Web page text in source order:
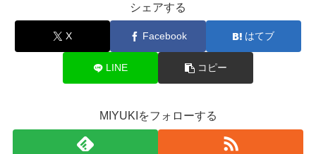
シェアする
X Facebook はてブ
LINE コピー
MIYUKIをフォローする